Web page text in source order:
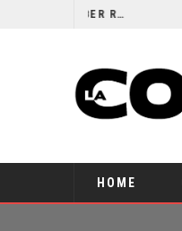
CINE
HOME